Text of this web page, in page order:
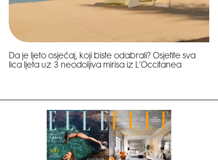
Da je ljeto osjećaj, koji biste odabrali? Osjetite sva
lica ljeta uz 3 neodoljiva mirisa iz L’Occitanea